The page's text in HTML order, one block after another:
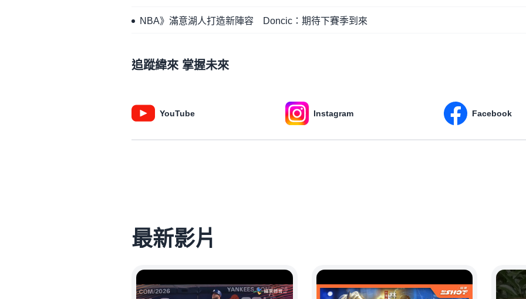
NBA》滿意湖人打造新陣容 Doncic：期待下賽季到來
追蹤緯來 掌握未來
YouTube Instagram Facebook
最新影片